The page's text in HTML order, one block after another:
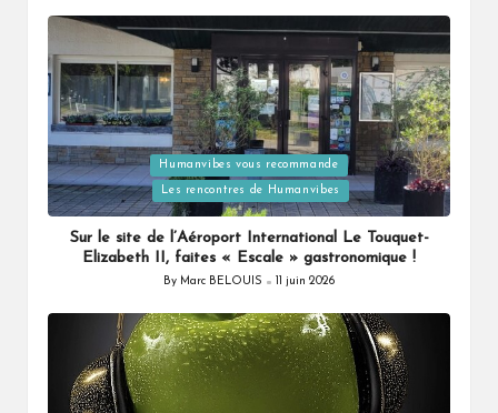
Posted
in
Humanvibes vous recommande
Les rencontres de Humanvibes
Sur le site de l’Aéroport International Le Touquet-
Elizabeth II, faites « Escale » gastronomique !
Posted
By Marc BELOUIS 11 juin 2026